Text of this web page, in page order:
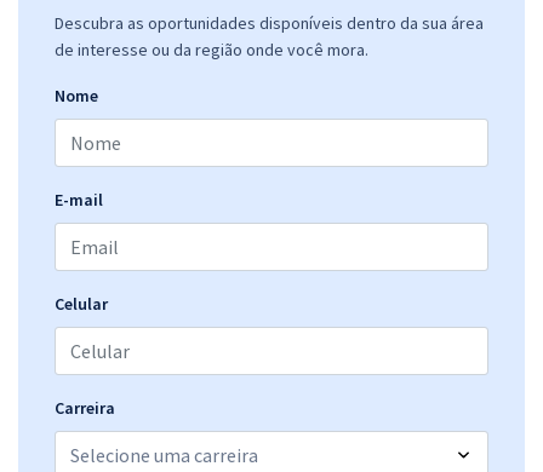
Descubra as oportunidades disponíveis dentro da sua área
de interesse ou da região onde você mora.
Nome
E-mail
Celular
Carreira